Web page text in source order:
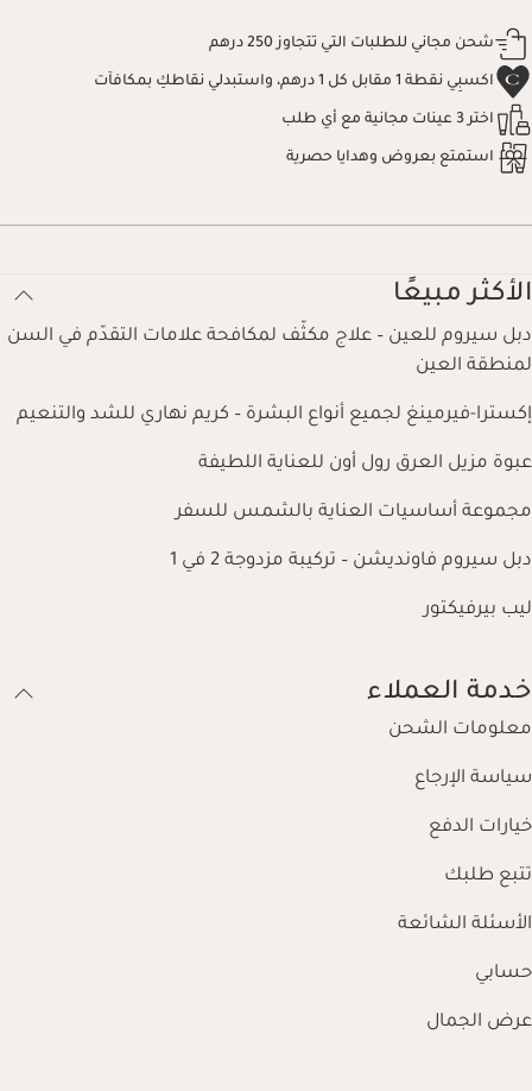
شحن مجاني للطلبات التي تتجاوز 250 درهم
اكسبِي نقطة 1 مقابل كل 1 درهم، واستبدلي نقاطكِ بمكافآت
اختر 3 عينات مجانية مع أي طلب
استمتع بعروض وهدايا حصرية
الأكثر مبيعًا
دبل سيروم للعين – علاج مكثّف لمكافحة علامات التقدّم في السن
لمنطقة العين
إكسترا-فيرمينغ لجميع أنواع البشرة – كريم نهاري للشد والتنعيم
عبوة مزيل العرق رول أون للعناية اللطيفة
مجموعة أساسيات العناية بالشمس للسفر
دبل سيروم فاونديشن – تركيبة مزدوجة 2 في 1
ليب بيرفيكتور
خدمة العملاء
معلومات الشحن
سياسة الإرجاع
خيارات الدفع
تتبع طلبك
الأسئلة الشائعة
حسابي
عرض الجمال